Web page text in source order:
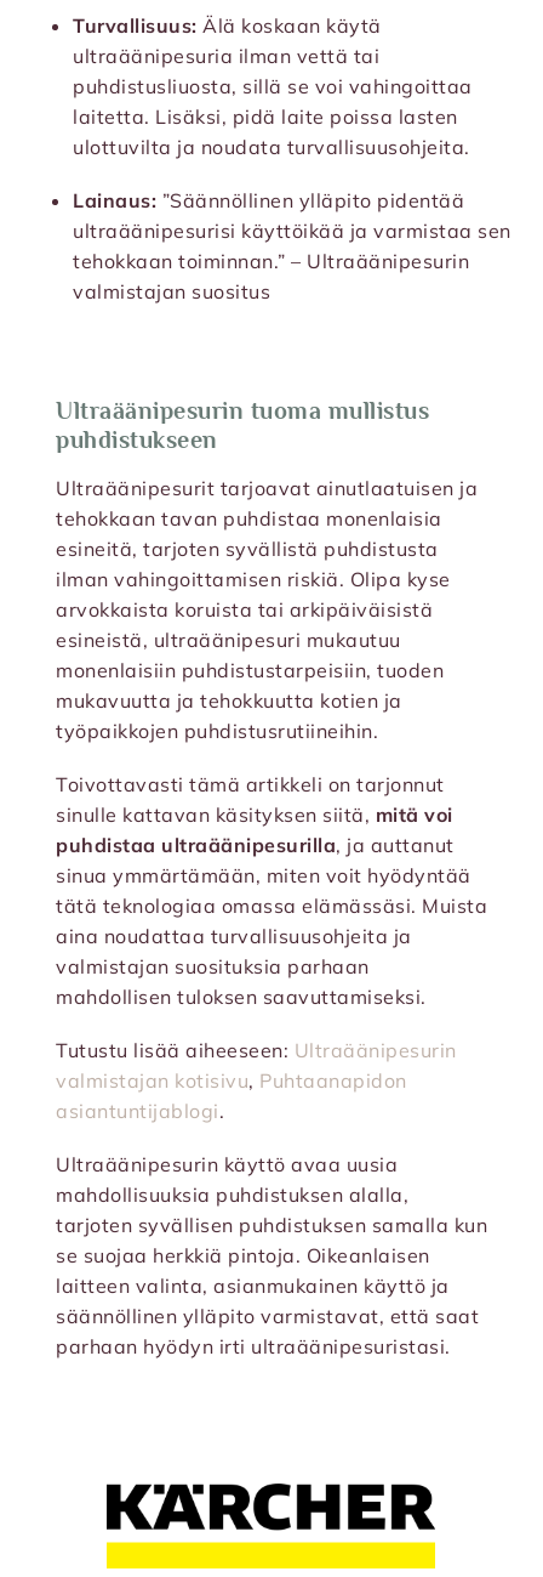
Turvallisuus: Älä koskaan käytä
ultraäänipesuria ilman vettä tai
puhdistusliuosta, sillä se voi vahingoittaa
laitetta. Lisäksi, pidä laite poissa lasten
ulottuvilta ja noudata turvallisuusohjeita.
Lainaus: ”Säännöllinen ylläpito pidentää
ultraäänipesurisi käyttöikää ja varmistaa sen
tehokkaan toiminnan.” – Ultraäänipesurin
valmistajan suositus
Ultraäänipesurin tuoma mullistus
puhdistukseen
Ultraäänipesurit tarjoavat ainutlaatuisen ja
tehokkaan tavan puhdistaa monenlaisia
esineitä, tarjoten syvällistä puhdistusta
ilman vahingoittamisen riskiä. Olipa kyse
arvokkaista koruista tai arkipäiväisistä
esineistä, ultraäänipesuri mukautuu
monenlaisiin puhdistustarpeisiin, tuoden
mukavuutta ja tehokkuutta kotien ja
työpaikkojen puhdistusrutiineihin.
Toivottavasti tämä artikkeli on tarjonnut
sinulle kattavan käsityksen siitä, mitä voi
puhdistaa ultraäänipesurilla, ja auttanut
sinua ymmärtämään, miten voit hyödyntää
tätä teknologiaa omassa elämässäsi. Muista
aina noudattaa turvallisuusohjeita ja
valmistajan suosituksia parhaan
mahdollisen tuloksen saavuttamiseksi.
Tutustu lisää aiheeseen: Ultraäänipesurin
valmistajan kotisivu, Puhtaanapidon
asiantuntijablogi.
Ultraäänipesurin käyttö avaa uusia
mahdollisuuksia puhdistuksen alalla,
tarjoten syvällisen puhdistuksen samalla kun
se suojaa herkkiä pintoja. Oikeanlaisen
laitteen valinta, asianmukainen käyttö ja
säännöllinen ylläpito varmistavat, että saat
parhaan hyödyn irti ultraäänipesuristasi.